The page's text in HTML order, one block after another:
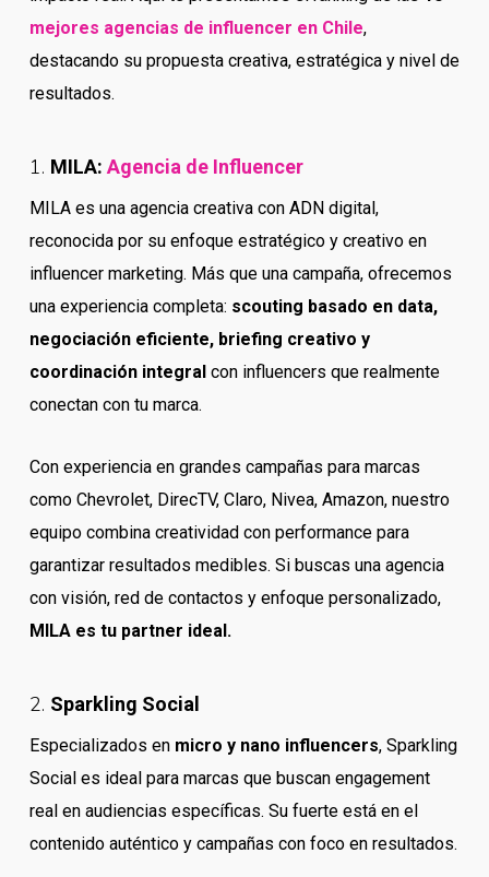
mejores agencias de influencer en Chile,
destacando su propuesta creativa, estratégica y nivel de
resultados.
1. MILA: Agencia de Influencer
MILA es una agencia creativa con ADN digital,
reconocida por su enfoque estratégico y creativo en
influencer marketing. Más que una campaña, ofrecemos
una experiencia completa: scouting basado en data,
negociación eficiente, briefing creativo y
coordinación integralcon influencers que realmente
conectan con tu marca.
Con experiencia en grandes campañas para marcas
como Chevrolet, DirecTV, Claro, Nivea, Amazon, nuestro
equipo combina creatividad con performance para
garantizar resultados medibles. Si buscas una agencia
con visión, red de contactos y enfoque personalizado,
MILA es tu partner ideal.
2. Sparkling Social
Especializados en micro y nano influencers, Sparkling
Social es ideal para marcas que buscan engagement
real en audiencias específicas. Su fuerte está en el
contenido auténtico y campañas con foco en resultados.